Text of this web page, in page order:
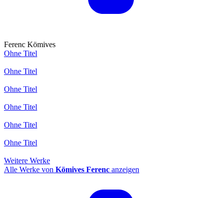
Ferenc Kömives
Ohne Titel
Ohne Titel
Ohne Titel
Ohne Titel
Ohne Titel
Ohne Titel
Weitere Werke
Alle Werke von Kömives Ferenc anzeigen